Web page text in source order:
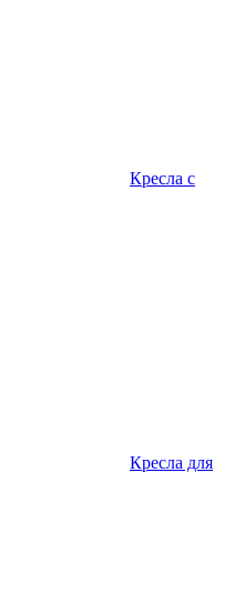
Кресла с
Кресла для